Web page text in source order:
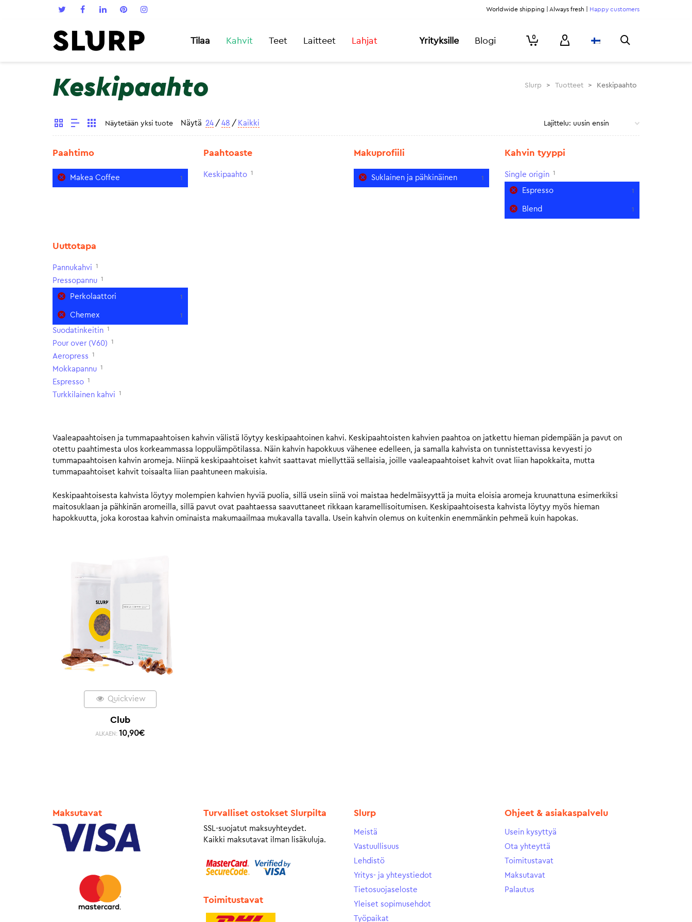
Worldwide shipping | Always fresh | Happy customers
Tilaa Kahvit Teet Laitteet Lahjat Yrityksille Blogi 0
Keskipaahto Slurp > Tuotteet > Keskipaahto
Näytetään yksi tuote Näytä 24 / 48 / Kaikki
Paahtimo
Makea Coffee 1
Paahtoaste
Keskipaahto 1
Makuprofiili
Suklainen ja pähkinäinen 1
Kahvin tyyppi
Single origin 1
Espresso 1
Blend 1
Uuttotapa
Pannukahvi 1
Pressopannu 1
Perkolaattori 1
Chemex 1
Suodatinkeitin 1
Pour over (V60) 1
Aeropress 1
Mokkapannu 1
Espresso 1
Turkkilainen kahvi 1
Vaaleapaahtoisen ja tummapaahtoisen kahvin välistä löytyy keskipaahtoinen kahvi. Keskipaahtoisten kahvien paahtoa on jatkettu hieman pidempään ja pavut on
otettu paahtimesta ulos korkeammassa loppulämpötilassa. Näin kahvin hapokkuus vähenee edelleen, ja samalla kahvista on tunnistettavissa kevyesti jo
tummapaahtoisen kahvin aromeja. Niinpä keskipaahtoiset kahvit saattavat miellyttää sellaisia, joille vaaleapaahtoiset kahvit ovat liian hapokkaita, mutta
tummapaahtoiset kahvit toisaalta liian paahtuneen makuisia.
Keskipaahtoisesta kahvista löytyy molempien kahvien hyviä puolia, sillä usein siinä voi maistaa hedelmäisyyttä ja muita eloisia aromeja kruunattuna esimerkiksi
maitosuklaan ja pähkinän aromeilla, sillä pavut ovat paahtaessa saavuttaneet rikkaan karamellisoitumisen. Keskipaahtoisesta kahvista löytyy myös hieman
hapokkuutta, joka korostaa kahvin ominaista makumaailmaa mukavalla tavalla. Usein kahvin olemus on kuitenkin enemmänkin pehmeä kuin hapokas.
Quickview
Club
ALKAEN: 10,90€
Maksutavat Turvalliset ostokset Slurpilta
SSL-suojatut maksuyhteydet.
Kaikki maksutavat ilman lisäkuluja.
Toimitustavat
Slurp
Meistä
Vastuullisuus
Lehdistö
Yritys- ja yhteystiedot
Tietosuojaseloste
Yleiset sopimusehdot
Työpaikat
Ohjeet & asiakaspalvelu
Usein kysyttyä
Ota yhteyttä
Toimitustavat
Maksutavat
Palautus